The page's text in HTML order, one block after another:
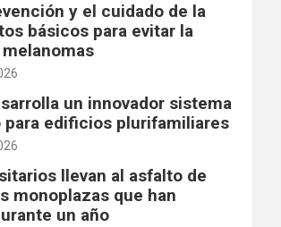
y el cuidado de la
básicos para evitar la
un innovador sistema
edificios plurifamiliares
llevan al asfalto de
monoplazas que han
un año